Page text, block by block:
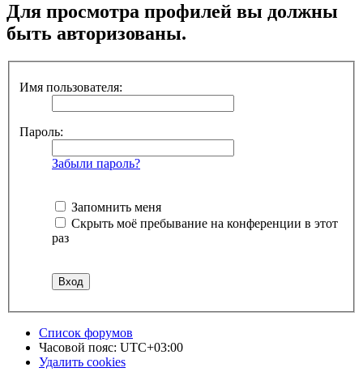
Для просмотра профилей вы должны
быть авторизованы.
Имя пользователя:
Пароль:
Забыли пароль?
Запомнить меня
Скрыть моё пребывание на конференции в этот
раз
Список форумов
Часовой пояс: UTC+03:00
Удалить cookies